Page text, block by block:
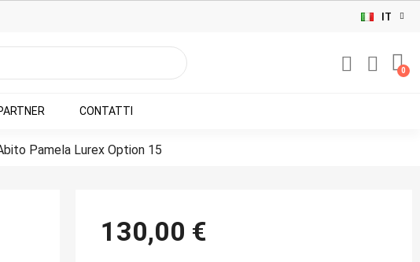
IT
CONTATTI
Pamela Lurex Option 15
130,00 €